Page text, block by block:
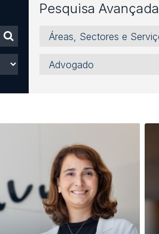
Pesquisa Avançada
Áreas,
Sectores
Serviços
Advogado